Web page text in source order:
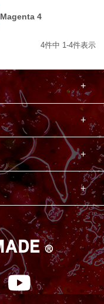
Magenta 4
4件中 1 -4件表示